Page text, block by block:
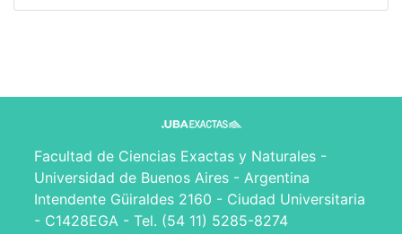
Facultad de Ciencias Exactas y Naturales -
Universidad de Buenos Aires - Argentina
Intendente Güiraldes 2160 - Ciudad Universitaria
- C1428EGA - Tel. (54 11) 5285-8274